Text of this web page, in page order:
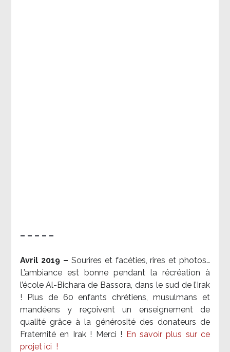
– – – – –
Avril 2019 – Sourires et facéties, rires et photos…
L’ambiance est bonne pendant la récréation à
l’école Al-Bichara de Bassora, dans le sud de l’Irak
! Plus de 60 enfants chrétiens, musulmans et
mandéens y reçoivent un enseignement de
qualité grâce à la générosité des donateurs de
Fraternité en Irak ! Merci ! En savoir plus sur ce
projet ici !